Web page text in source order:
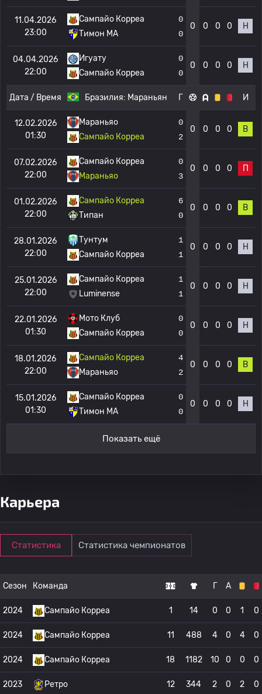
11.04.2026
23:00
Сампайо Корреа
Тимон МА
0
0
0 0 0 0 Н
04.04.2026
22:00
Игуату
Сампайо Корреа
0
0
0 0 0 0 Н
Дата / Время Бразилия: Мараньян Г И
12.02.2026
01:30
Мараньяо
Сампайо Корреа
0
2
0 0 0 0 В
07.02.2026
22:00
Сампайо Корреа
Мараньяо
0
3
0 0 0 0 П
01.02.2026
22:00
Сампайо Корреа
Типан
6
0
0 0 0 0 В
28.01.2026
22:00
Тунтум
Сампайо Корреа
1
1
0 0 0 0 Н
25.01.2026
22:00
Сампайо Корреа
Luminense
1
1
0 0 0 0 Н
22.01.2026
01:30
Мото Клуб
Сампайо Корреа
0
0
0 0 0 0 Н
18.01.2026
22:00
Сампайо Корреа
Мараньяо
4
2
0 0 0 0 В
15.01.2026
01:30
Сампайо Корреа
Тимон МА
0
0
0 0 0 0 Н
Показать ещё
Карьера
Статистика Статистика чемпионатов
Сезон Команда Г А
2024 Сампайо Корреа 1 14 0 0 1 0
2024 Сампайо Корреа 11 488 4 0 4 0
2024 Сампайо Корреа 18 1182 10 0 0 0
2023 Ретро 12 344 2 0 2 0